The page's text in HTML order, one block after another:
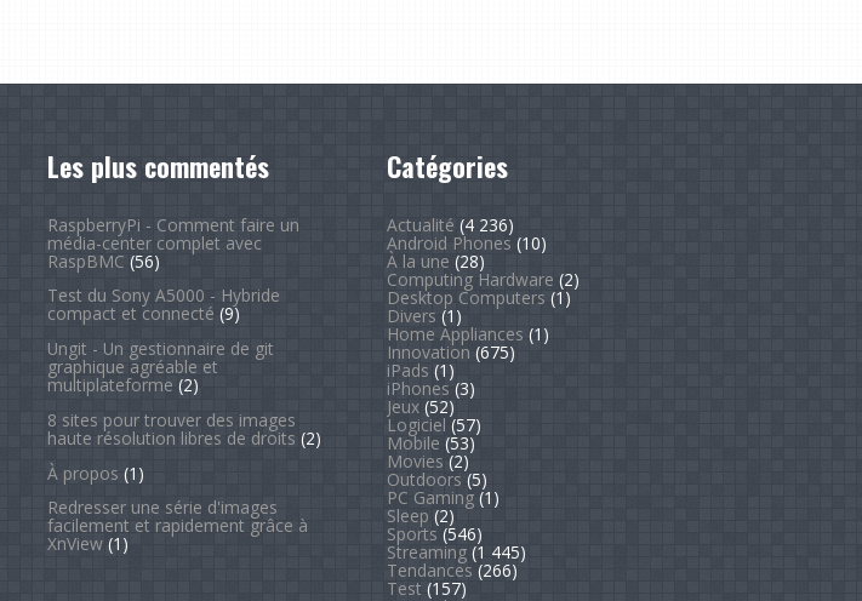
Les plus commentés
RaspberryPi - Comment faire un
média-center complet avec
RaspBMC (56)
Test du Sony A5000 - Hybride
compact et connecté (9)
Ungit - Un gestionnaire de git
graphique agréable et
multiplateforme (2)
8 sites pour trouver des images
haute résolution libres de droits (2)
À propos (1)
Redresser une série d'images
facilement et rapidement grâce à
XnView(1)
Catégories
Actualité (4 236)
Android Phones(10)
À la une (28)
Computing Hardware (2)
Desktop Computers (1)
Divers (1)
Home Appliances (1)
Innovation (675)
iPads (1)
iPhones(3)
Jeux(52)
Logiciel (57)
Mobile (53)
Movies (2)
Outdoors(5)
PC Gaming(1)
Sleep (2)
Sports(546)
Streaming(1 445)
Tendances(266)
Test (157)